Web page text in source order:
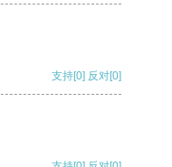
支持[0] 反对[0]